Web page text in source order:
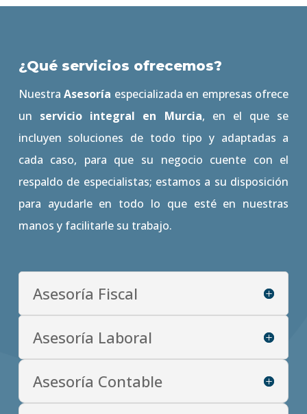
¿Qué servicios ofrecemos?
NuestraAsesoría especializada en empresas ofrece
un servicio integral en Murcia, en el que se
incluyen soluciones de todo tipo y adaptadas a
cada caso, para que su negocio cuente con el
respaldo de especialistas; estamos a su disposición
para ayudarle en todo lo que esté en nuestras
manos y facilitarle su trabajo.
Asesoría Fiscal
Asesoría Laboral
Asesoría Contable